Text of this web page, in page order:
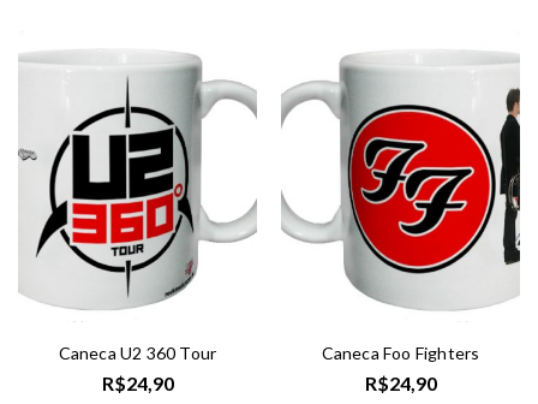
Caneca U2 360 Tour
R$24,90
Caneca Foo Fighters
R$24,90